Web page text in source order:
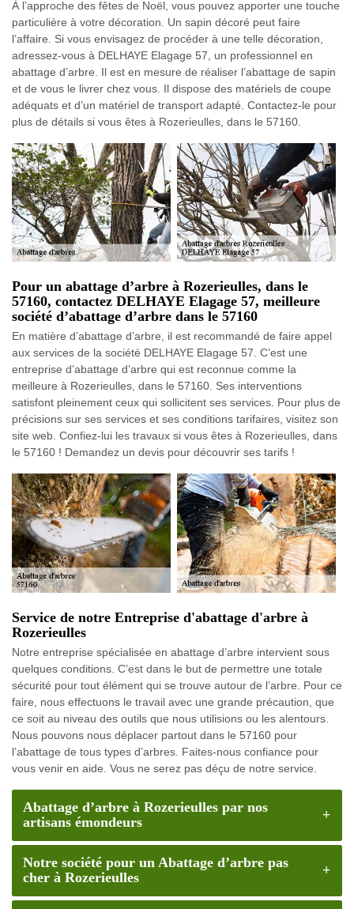
À l’approche des fêtes de Noël, vous pouvez apporter une touche
particulière à votre décoration. Un sapin décoré peut faire
l’affaire. Si vous envisagez de procéder à une telle décoration,
adressez-vous à DELHAYE Elagage 57, un professionnel en
abattage d’arbre. Il est en mesure de réaliser l’abattage de sapin
et de vous le livrer chez vous. Il dispose des matériels de coupe
adéquats et d’un matériel de transport adapté. Contactez-le pour
plus de détails si vous êtes à Rozerieulles, dans le 57160.
Pour un abattage d’arbre à Rozerieulles, dans le
57160, contactez DELHAYE Elagage 57, meilleure
société d’abattage d’arbre dans le 57160
En matière d’abattage d’arbre, il est recommandé de faire appel
aux services de la société DELHAYE Elagage 57. C’est une
entreprise d’abattage d’arbre qui est reconnue comme la
meilleure à Rozerieulles, dans le 57160. Ses interventions
satisfont pleinement ceux qui sollicitent ses services. Pour plus de
précisions sur ses services et ses conditions tarifaires, visitez son
site web. Confiez-lui les travaux si vous êtes à Rozerieulles, dans
le 57160 ! Demandez un devis pour découvrir ses tarifs !
Service de notre Entreprise d'abattage d'arbre à
Rozerieulles
Notre entreprise spécialisée en abattage d’arbre intervient sous
quelques conditions. C’est dans le but de permettre une totale
sécurité pour tout élément qui se trouve autour de l’arbre. Pour ce
faire, nous effectuons le travail avec une grande précaution, que
ce soit au niveau des outils que nous utilisions ou les alentours.
Nous pouvons nous déplacer partout dans le 57160 pour
l’abattage de tous types d’arbres. Faites-nous confiance pour
vous venir en aide. Vous ne serez pas déçu de notre service.
Abattage d’arbre à Rozerieulles par nos
artisans émondeurs
Notre société pour un Abattage d’arbre pas
cher à Rozerieulles